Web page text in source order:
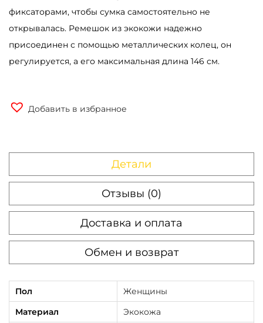
фиксаторами, чтобы сумка самостоятельно не
открывалась. Ремешок из экокожи надежно
присоединен с помощью металлических колец, он
регулируется, а его максимальная длина 146 см.
Добавить в избранное
Детали
Отзывы (0)
Доставка и оплата
Обмен и возврат
Пол
Женщины
Материал
Экокожа